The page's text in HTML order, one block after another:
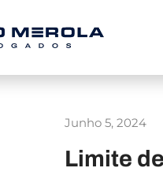
Junho 5, 2024
Limite